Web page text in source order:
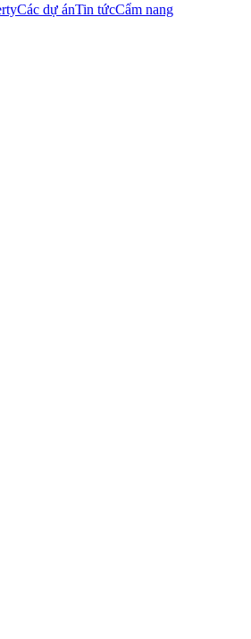
Các dự ánTin tứcCẩm nang